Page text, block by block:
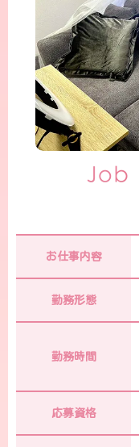
お仕事内容
勤務形態
勤務時間
応募資格